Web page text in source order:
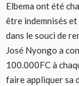
Elbema ont été
être indemnisés
dans le souci de
José Nyongo a
100.000FC à
faire appliquer sa